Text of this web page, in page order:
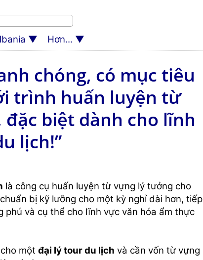
Hơn...
chóng, có mục tiêu
trình huấn luyện từ
biệt dành cho lĩnh
lịch!”
là công cụ huấn luyện từ vựng lý tưởng cho
bị kỹ lưỡng cho một kỳ nghỉ dài hơn, tiếp
và cụ thể cho lĩnh vực văn hóa ẩm thực
một đại lý tour du lịch và cần vốn từ vựng